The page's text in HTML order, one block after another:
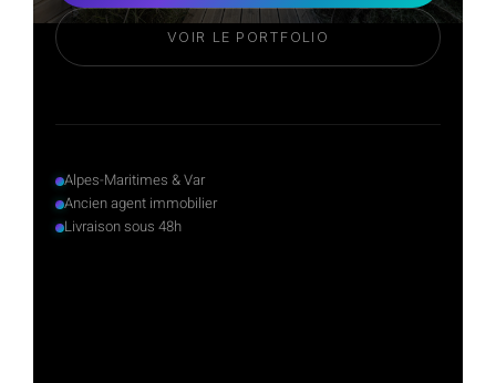
VOIR LE PORTFOLIO
Alpes-Maritimes & Var
Ancien agent immobilier
Livraison sous 48h